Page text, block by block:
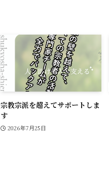
宗教宗派を超えてサポートしま
す
2026年7月25日